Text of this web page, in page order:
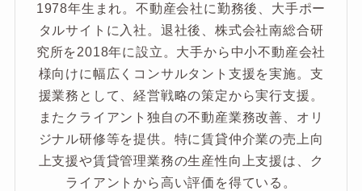
1978年生まれ。不動産会社に勤務後、大手ポー
タルサイトに入社。退社後、株式会社南総合研
究所を2018年に設立。大手から中小不動産会社
様向けに幅広くコンサルタント支援を実施。支
援業務として、経営戦略の策定から実行支援。
またクライアント独自の不動産業務改善、オリ
ジナル研修等を提供。特に賃貸仲介業の売上向
上支援や賃貸管理業務の生産性向上支援は、ク
ライアントから高い評価を得ている。